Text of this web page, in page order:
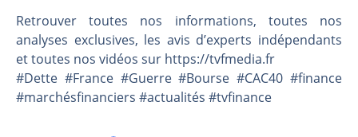
Retrouver toutes nos informations, toutes nos
analyses exclusives, les avis d’experts indépendants
et toutes nos vidéos sur https://tvfmedia.fr
#Dette #France #Guerre #Bourse #CAC40 #finance
#marchésfinanciers #actualités #tvfinance